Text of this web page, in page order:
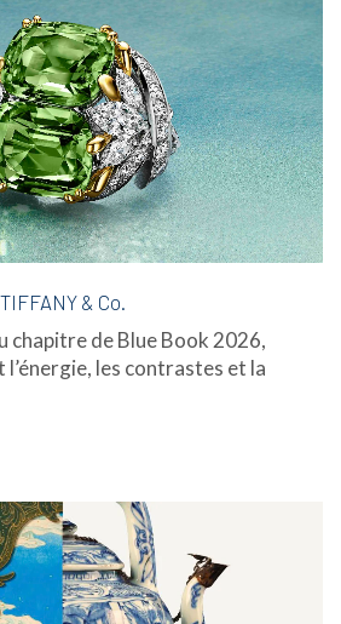
& Co.
chapitre de Blue Book 2026,
les contrastes et la